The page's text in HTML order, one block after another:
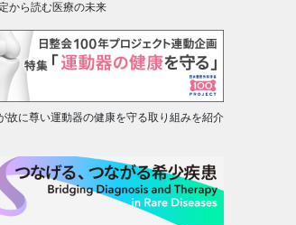
から読む医療の未来
故に尊い運動器の健康を守る取り組みを紹介